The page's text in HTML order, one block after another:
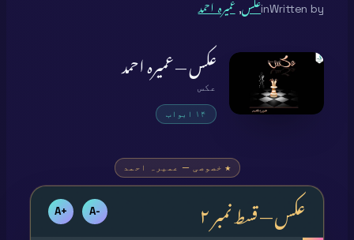
Written by
inعکس, عمیرہ احمد
عکس — عمیرہ احمد
عکس
۱۴ ابواب
★ خصوصی — عمیرہ احمد
عکس — قسط نمبر ۲ -A
+A